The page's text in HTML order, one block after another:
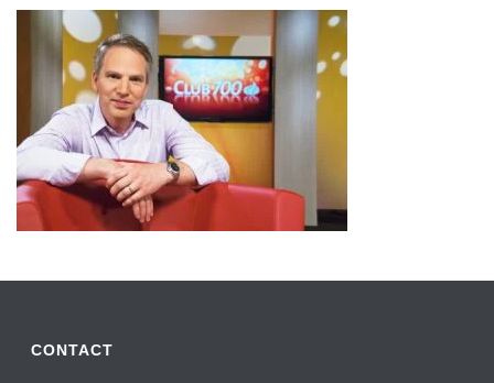
CONTACT